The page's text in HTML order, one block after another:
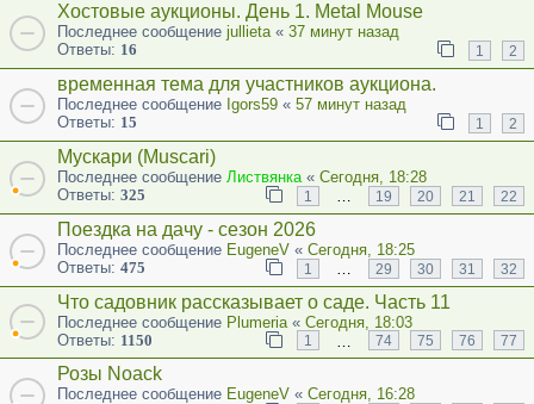
Хостовые аукционы. День 1. Metal Mouse
Последнее сообщение jullieta« 37 минут назад
Ответы: 16 1 2
временная тема для участников аукциона.
Последнее сообщение Igors59 « 57 минут назад
Ответы: 15 1 2
Мускари (Muscari)
Последнее сообщение Листвянка « Сегодня, 18:28
Ответы: 325 1 … 19 20 21 22
Поездка на дачу - сезон 2026
Последнее сообщение EugeneV « Сегодня, 18:25
Ответы: 475 1 29 30 31 32
Что садовник рассказывает о саде. Часть 11
Последнее сообщение Plumeria « Сегодня, 18:03
Ответы: 1150 1 74 75 76 77
Розы Noack
Последнее сообщение EugeneV « Сегодня, 16:28